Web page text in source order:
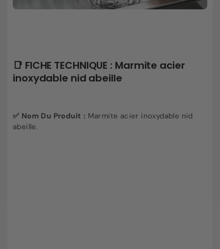
📑 FICHE TECHNIQUE : Marmite acier
inoxydable nid abeille
✅ Nom Du Produit : Marmite acier inoxydable nid
abeille.